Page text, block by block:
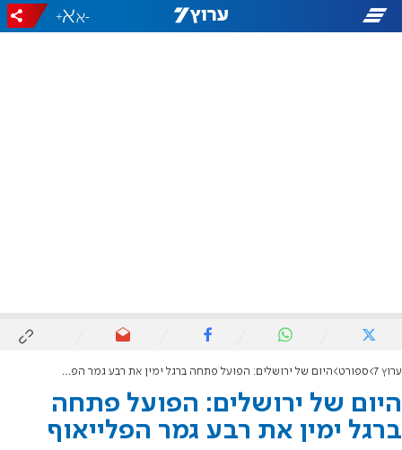
-
+
ערוץ 7 ספורט היום של ירושלים: הפועל פתחה ברגל ימין את רבע גמר הפלייאוף
היום של ירושלים: הפועל פתחה
ברגל ימין את רבע גמר הפלייאוף